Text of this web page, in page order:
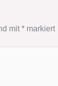
mit * markiert